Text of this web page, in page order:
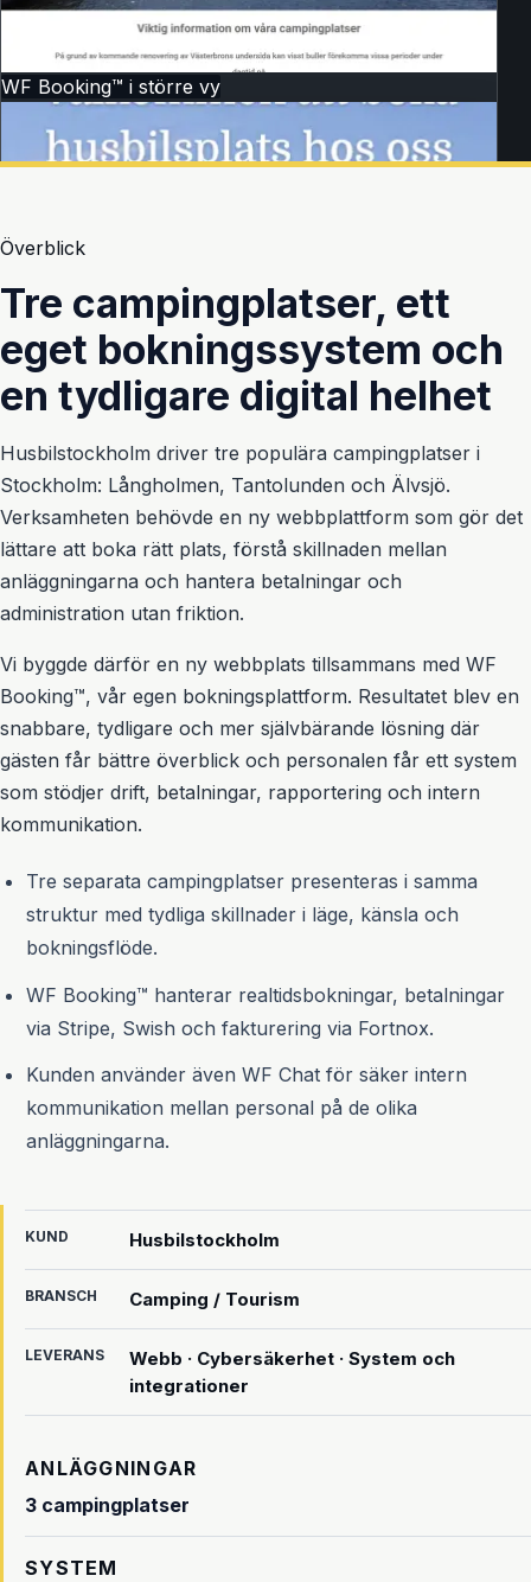
WF Booking™ i större vy
Mobil bokning på väg
Överblick
Tre campingplatser, ett
eget bokningssystem och
en tydligare digital helhet
Husbilstockholm driver tre populära campingplatser i
Stockholm: Långholmen, Tantolunden och Älvsjö.
Verksamheten behövde en ny webbplattform som gör det
lättare att boka rätt plats, förstå skillnaden mellan
anläggningarna och hantera betalningar och
administration utan friktion.
Vi byggde därför en ny webbplats tillsammans med WF
Booking™, vår egen bokningsplattform. Resultatet blev en
snabbare, tydligare och mer självbärande lösning där
gästen får bättre överblick och personalen får ett system
som stödjer drift, betalningar, rapportering och intern
kommunikation.
Tre separata campingplatser presenteras i samma
struktur med tydliga skillnader i läge, känsla och
bokningsflöde.
WF Booking™ hanterar realtidsbokningar, betalningar
via Stripe, Swish och fakturering via Fortnox.
Kunden använder även WF Chat för säker intern
kommunikation mellan personal på de olika
anläggningarna.
KUND Husbilstockholm
BRANSCH Camping / Tourism
LEVERANS
Webb · Cybersäkerhet · System och
integrationer
ANLÄGGNINGAR
3 campingplatser
SYSTEM